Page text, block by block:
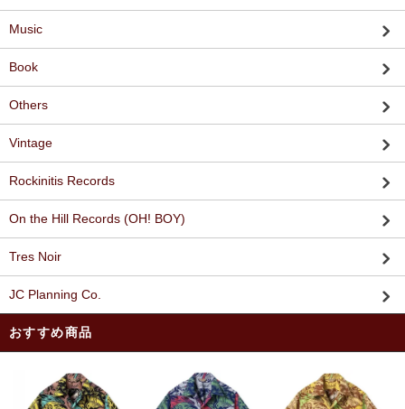
Music
Book
Others
Vintage
Rockinitis Records
On the Hill Records (OH! BOY)
Tres Noir
JC Planning Co.
おすすめ商品